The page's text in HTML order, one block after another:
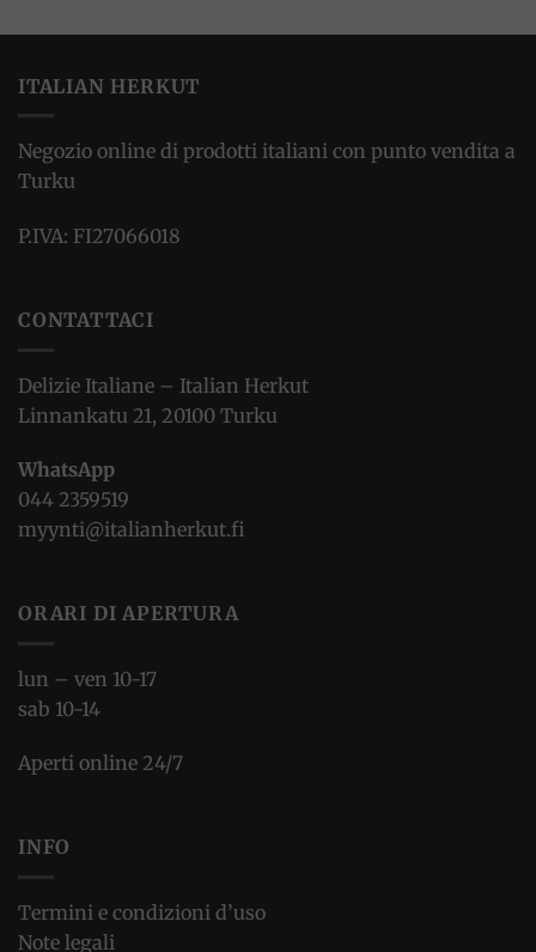
ITALIAN HERKUT
Negozio online di prodotti italiani con punto vendita a
Turku
P.IVA: FI27066018
CONTATTACI
Delizie Italiane – Italian Herkut
Linnankatu 21, 20100 Turku
WhatsApp
044 2359519
myynti@italianherkut.fi
ORARI DI APERTURA
lun – ven 10-17
sab 10-14
Aperti online 24/7
INFO
Termini e condizioni d’uso
Note legali